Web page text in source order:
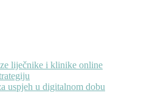
liječnike i klinike online
uspjeh u digitalnom dobu